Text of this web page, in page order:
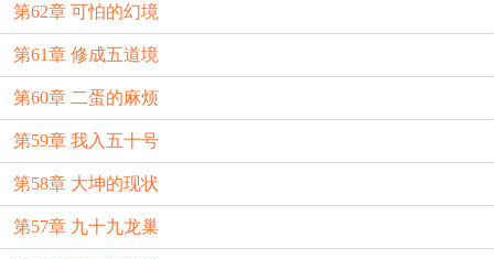
第62章 可怕的幻境
第61章 修成五道境
第60章 二蛋的麻烦
第59章 我入五十号
第58章 大坤的现状
第57章 九十九龙巢